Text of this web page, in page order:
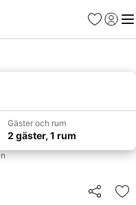
Favoriter
Logga
Gäster och rum
2 gäster, 1 rum
Dela